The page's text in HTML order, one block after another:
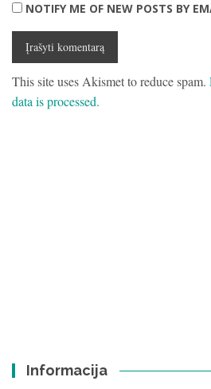
NOTIFY ME OF NEW POSTS BY
This site uses Akismet to reduce spam.
data is processed.
Informacija